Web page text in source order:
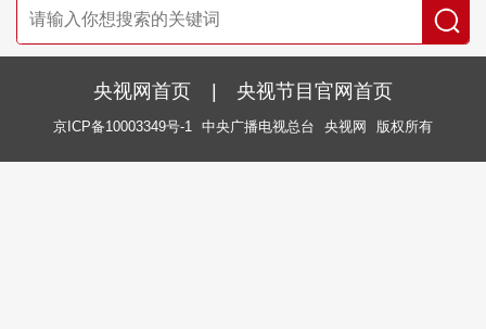
央视网首页 | 央视节目官网首页
京ICP备10003349号-1 中央广播电视总台 央视网 版权所有